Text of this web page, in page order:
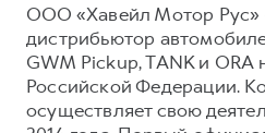
ООО «Хавейл Мотор Рус»
дистрибьютор
GWM Pickup, TANK и ORA
Российской Федерации.
осуществляет свою